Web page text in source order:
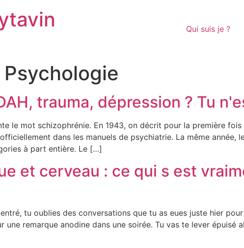
Qui suis je ?
Psychologie
trauma, dépression ? Tu
le mot schizophrénie. En 1943, on décrit pour la première
dans les manuels de psychiatrie. La même année,
à part entière. Le […]
et cerveau : ce qui s est
tu oublies des conversations que tu as eues juste hier
une remarque anodine dans une soirée. Tu vas te lever